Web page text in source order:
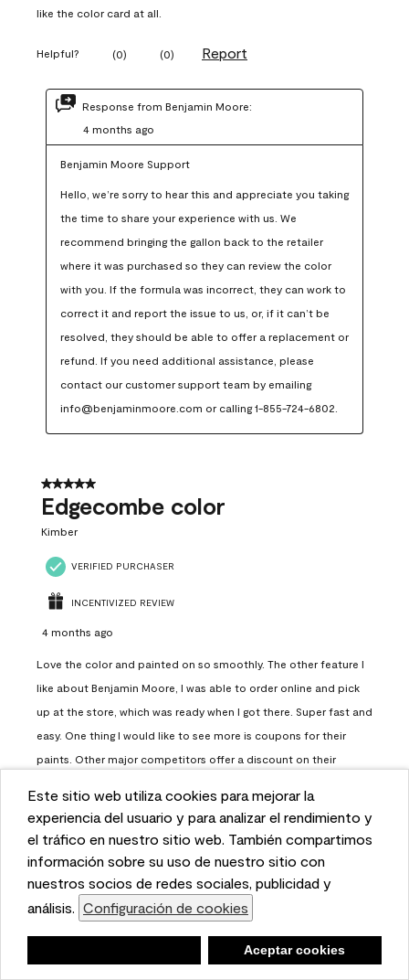
This website uses cookies to enhance user experience
and to analyze performance and traffic on our website.
We also share information about your use of our site
with our social media, advertising, and analytics
partners. Cookie Settings
Accept Cookies
Este sitio web utiliza cookies para mejorar la
experiencia del usuario y para analizar el rendimiento y
el tráfico en nuestro sitio web. También compartimos
información sobre su uso de nuestro sitio con
nuestros socios de redes sociales, publicidad y
análisis. Configuración de cookies
Aceptar cookies
like the color card at all.
Helpful? (0) (0) Report
Response from Benjamin Moore:
4 months ago
Benjamin Moore Support
Hello, we’re sorry to hear this and appreciate you taking
the time to share your experience with us. We
recommend bringing the gallon back to the retailer
where it was purchased so they can review the color
with you. If the formula was incorrect, they can work to
correct it and report the issue to us, or, if it can’t be
resolved, they should be able to offer a replacement or
refund. If you need additional assistance, please
contact our customer support team by emailing
info@benjaminmoore.com or calling 1-855-724-6802.
5 out of 5 stars.
Edgecombe color
Kimber
VERIFIED PURCHASER
INCENTIVIZED REVIEW
4 months ago
Love the color and painted on so smoothly. The other feature I
like about Benjamin Moore, I was able to order online and pick
up at the store, which was ready when I got there. Super fast and
easy. One thing I would like to see more is coupons for their
paints. Other major competitors offer a discount on their
Helpful? (0 (0) Report
Load More